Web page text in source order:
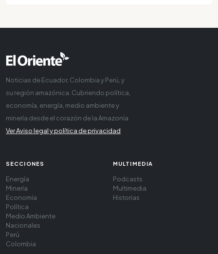
Noticias de Ecuador, Colombia y Perú, y
su región amazónica. Cubriendo política,
economía, energía, medio ambiente y
minería desde el corazón de la Amazonía
Ver Aviso legal y política de privacidad
SECCIONES
Energía
Minería
Economía
Política
Medio Ambiente
Nacionales
Perú
Colombia
MULTIMEDIA
Podcasts
Multimedia
Historias